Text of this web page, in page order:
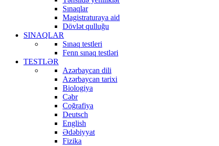
Sınaqlar
Magistraturaya aid
Dövlət qulluğu
SINAQLAR
Sınaq testleri
Fenn sınaq testləri
TESTLƏR
Azərbaycan dili
Azərbaycan tarixi
Biologiya
Cəbr
Coğrafiya
Deutsch
English
Ədəbiyyat
Fizika